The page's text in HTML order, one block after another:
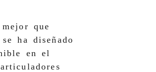
que
ha diseñado
en el